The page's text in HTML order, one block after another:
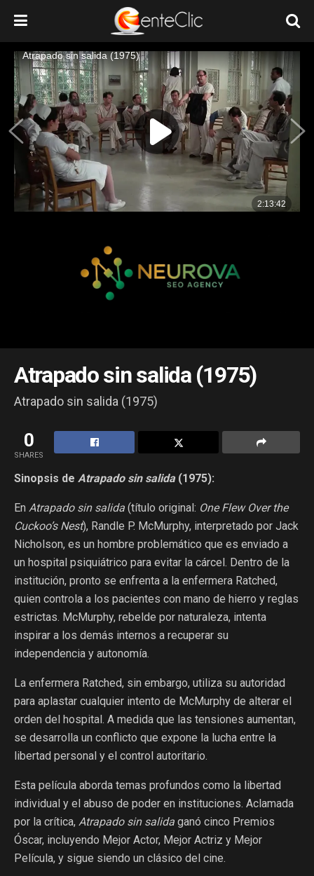
Atrapado sin salida (1975)
Atrapado sin salida (1975)
0
SHARES
Sinopsis de Atrapado sin salida(1975):
En Atrapado sin salida (título original: One Flew Over the
Cuckoo’s Nest), Randle P. McMurphy, interpretado por Jack
Nicholson, es un hombre problemático que es enviado a
un hospital psiquiátrico para evitar la cárcel. Dentro de la
institución, pronto se enfrenta a la enfermera Ratched,
quien controla a los pacientes con mano de hierro y reglas
estrictas. McMurphy, rebelde por naturaleza, intenta
inspirar a los demás internos a recuperar su
independencia y autonomía.
La enfermera Ratched, sin embargo, utiliza su autoridad
para aplastar cualquier intento de McMurphy de alterar el
orden del hospital. A medida que las tensiones aumentan,
se desarrolla un conflicto que expone la lucha entre la
libertad personal y el control autoritario.
Esta película aborda temas profundos como la libertad
individual y el abuso de poder en instituciones. Aclamada
por la crítica, Atrapado sin salida ganó cinco Premios
Óscar, incluyendo Mejor Actor, Mejor Actriz y Mejor
Película, y sigue siendo un clásico del cine.